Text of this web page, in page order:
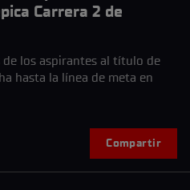
Carrera 2 de
los aspirantes al título de
hasta la línea de meta en
Compartir